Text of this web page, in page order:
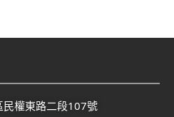
權東路二段107號